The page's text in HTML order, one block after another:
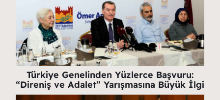
Türkiye Genelinden Yüzlerce Başvuru:
“Direniş ve Adalet” Yarışmasına Büyük İlgi